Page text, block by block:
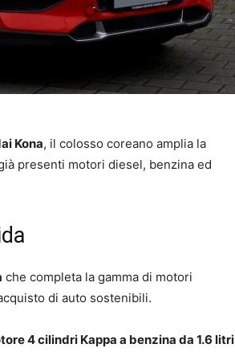
Kona, il colosso coreano amplia la
presenti motori diesel, benzina ed
che completa la gamma di motori
di auto sostenibili.
4 cilindri Kappa a benzina da 1.6 litri